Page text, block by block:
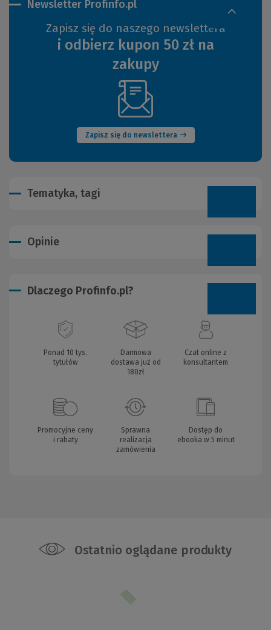
Newsletter Profinfo.pl
Zapisz się do naszego newslettera
i odbierz kupon 50 zł na
zakupy
Zapisz się do newslettera
(Nowe
okno)
Tematyka, tagi
Opinie
Dlaczego Profinfo.pl?
Ponad 10 tys.
tytułów
Darmowa
dostawa już od
180zł
Czat online z
konsultantem
Promocyjne ceny
i rabaty
Sprawna
realizacja
zamówienia
Dostęp do
ebooka w 5 minut
Ostatnio oglądane produkty